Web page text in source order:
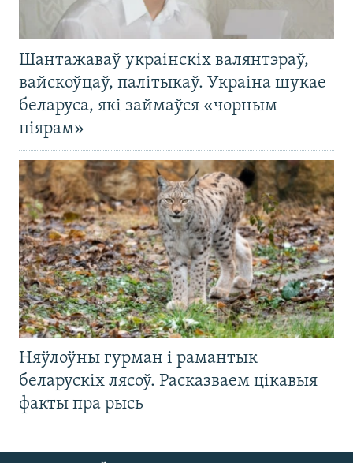
Шантажаваў украінскіх валянтэраў,
вайскоўцаў, палітыкаў. Украіна шукае
беларуса, які займаўся «чорным
піярам»
Няўлоўны гурман і рамантык
беларускіх лясоў. Расказваем цікавыя
факты пра рысь